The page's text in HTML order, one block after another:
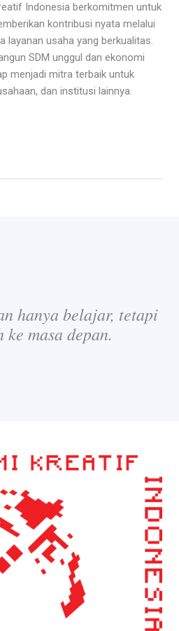
Indonesia berkomitmen untuk
kontribusi nyata melalui
layanan usaha yang berkualitas.
SDM unggul dan ekonomi
menjadi mitra terbaik untuk
dan institusi lainnya.
hanya belajar, tetapi
masa depan.